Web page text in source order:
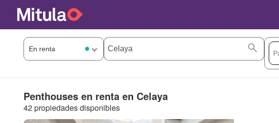
Penthouses en renta en Celaya
42 propiedades disponibles